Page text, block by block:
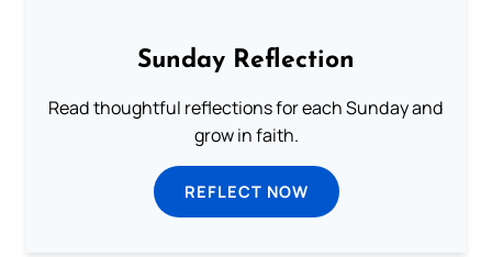
Sunday Reflection
Read thoughtful reflections for each Sunday and
grow in faith.
REFLECT NOW